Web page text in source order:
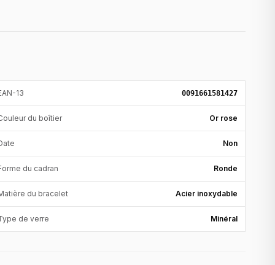
13 0091661581427
du boîtier Or rose
Non
du cadran Ronde
du bracelet Acier inoxydable
de verre Minéral